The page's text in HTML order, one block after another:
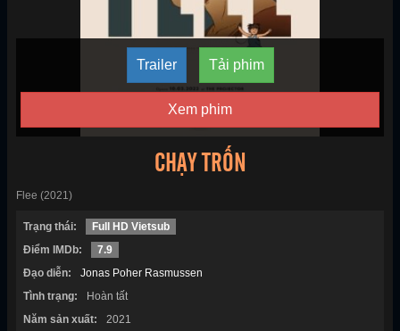
Trailer Tải phim
Xem phim
CHẠY TRỐN
Flee (2021)
Trạng thái:
Full HD Vietsub
Điểm IMDb:
7.9
Đạo diễn:
Jonas Poher Rasmussen
Tình trạng:
Hoàn tất
Năm sản xuất:
2021